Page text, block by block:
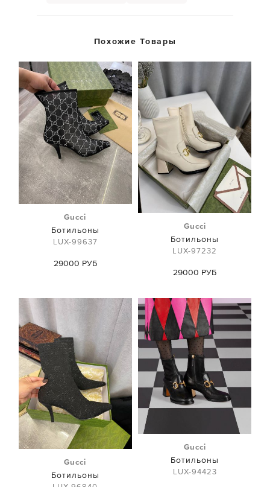
Похожие Товары
Gucci
Ботильоны
LUX-99637
29000 РУБ
Gucci
Ботильоны
LUX-97232
29000 РУБ
Gucci
Ботильоны
Gucci
Ботильоны
LUX-94423